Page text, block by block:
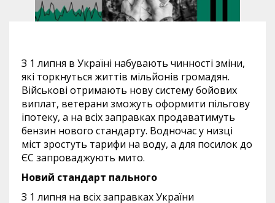
З 1 липня в Україні набувають чинності зміни,
які торкнуться життів мільйонів громадян.
Військові отримають нову систему бойових
виплат, ветерани зможуть оформити пільгову
іпотеку, а на всіх заправках продаватимуть
бензин нового стандарту. Водночас у низці
міст зростуть тарифи на воду, а для посилок до
ЄС запроваджують мито.
Новий стандарт пального
З 1 липня на всіх заправках України